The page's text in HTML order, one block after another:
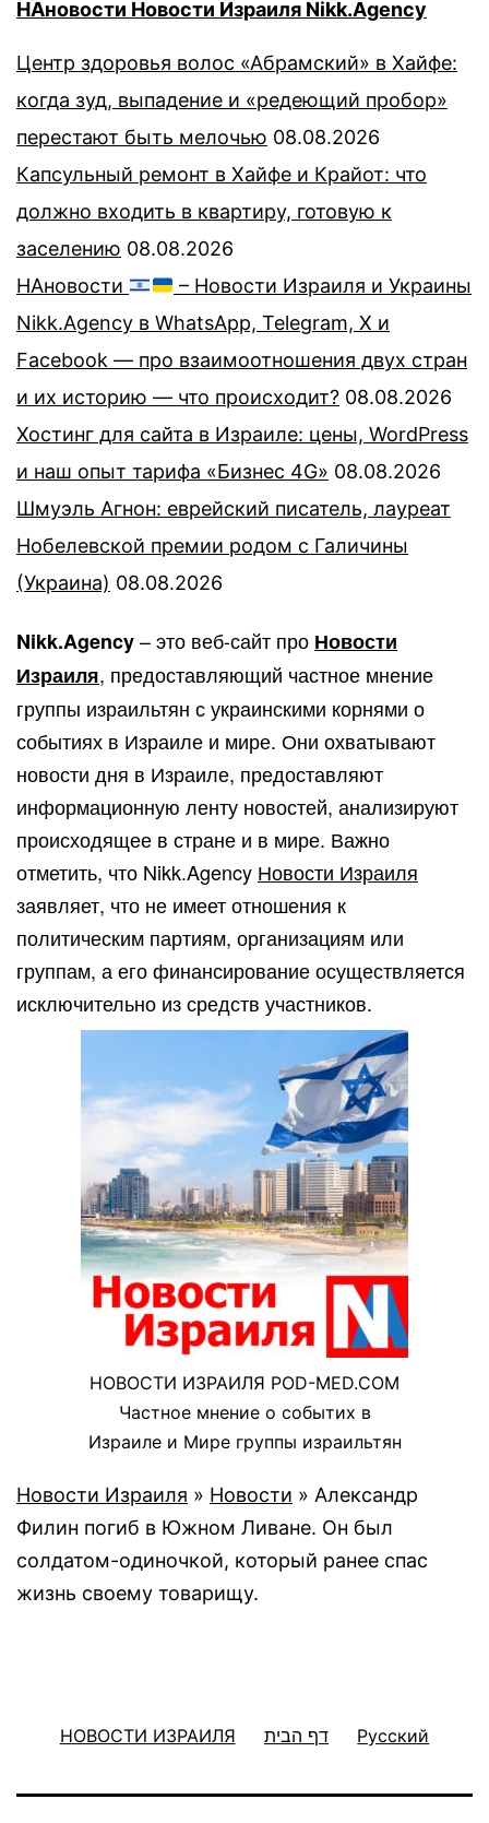
НАновости Новости Израиля Nikk.Agency
Центр здоровья волос «Абрaмский» в Хайфе:
когда зуд, выпадение и «редеющий пробор»
перестают быть мелочью 08.08.2026
Капсульный ремонт в Хайфе и Крайот: что
должно входить в квартиру, готовую к
заселению 08.08.2026
НАновости
– Новости Израиля и Украины
Nikk.Agency в WhatsApp, Telegram, X и
Facebook — про взаимоотношения двух стран
и их историю — что происходит? 08.08.2026
Хостинг для сайта в Израиле: цены, WordPress
и наш опыт тарифа «Бизнес 4G» 08.08.2026
Шмуэль Агнон: еврейский писатель, лауреат
Нобелевской премии родом с Галичины
(Украина) 08.08.2026
Nikk.Agency– это веб-сайт про Новости
Израиля, предоставляющий частное мнение
группы израильтян с украинскими корнями о
событиях в Израиле и мире. Они охватывают
новости дня в Израиле, предоставляют
информационную ленту новостей, анализируют
происходящее в стране и в мире. Важно
отметить, что Nikk.Agency Новости Израиля
заявляет, что не имеет отношения к
политическим партиям, организациям или
группам, а его финансирование осуществляется
исключительно из средств участников.
НОВОСТИ ИЗРАИЛЯ POD-MED.COM
Частное мнение о событих в
Израиле и Мире группы израильтян
Новости Израиля » Новости » Александр
Филин погиб в Южном Ливане. Он был
солдатом-одиночкой, который ранее спас
жизнь своему товарищу.
НОВОСТИ ИЗРАИЛЯ דף הבית Русский